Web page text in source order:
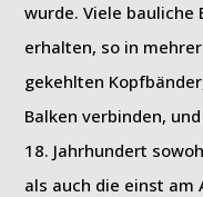
wurde. Viele bauliche
erhalten, so in
gekehlten
Balken verbinden,
18. Jahrhundert
als auch die einst am